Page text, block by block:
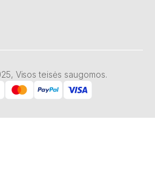
Visos teisės saugomos.